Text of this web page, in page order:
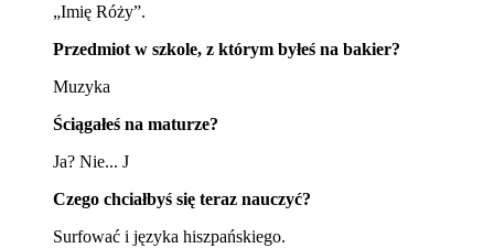
„Imię Róży”.
Przedmiot w szkole, z którym byłeś na bakier?
Muzyka
Ściągałeś na maturze?
Ja? Nie... J
Czego chciałbyś się teraz nauczyć?
Surfować i języka hiszpańskiego.